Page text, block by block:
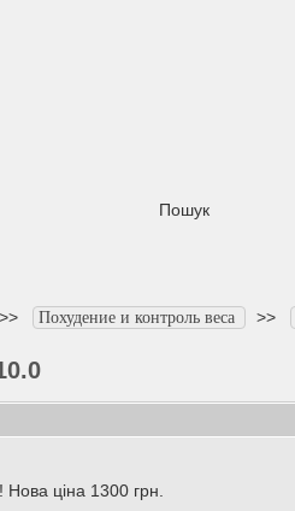
Пошук
>> Похудение и контроль веса >>
Нова ціна 1300 грн.